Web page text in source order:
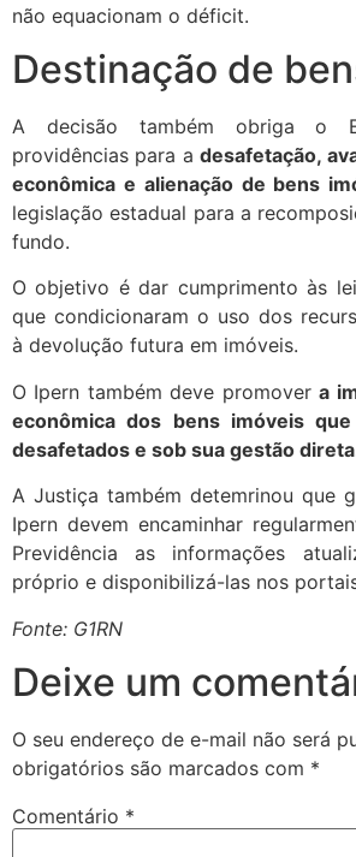
não equacionam o déficit.
Destinação de
A decisão também obriga o
providências para adesafetação,
econômica e alienação de bens
legislação estadual para a
fundo.
O objetivo é dar cumprimento às
que condicionaram o uso dos
à devolução futura em imóveis.
O Ipern também deve promovera
econômica dos bens imóveis
desafetados e sob sua gestão
A Justiça também detemrinou que
Ipern devem encaminhar
Previdência as informações
próprio e disponibilizá-las nos
Fonte: G1RN
Deixe um
O seu endereço de e-mail não será
obrigatórios são marcados com *
Comentário *